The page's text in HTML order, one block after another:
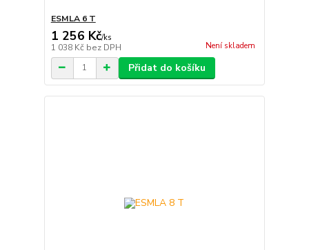
ESMLA 6 T
1 256 Kč/ks
1 038 Kč bez DPH Není skladem
Přidat do košíku